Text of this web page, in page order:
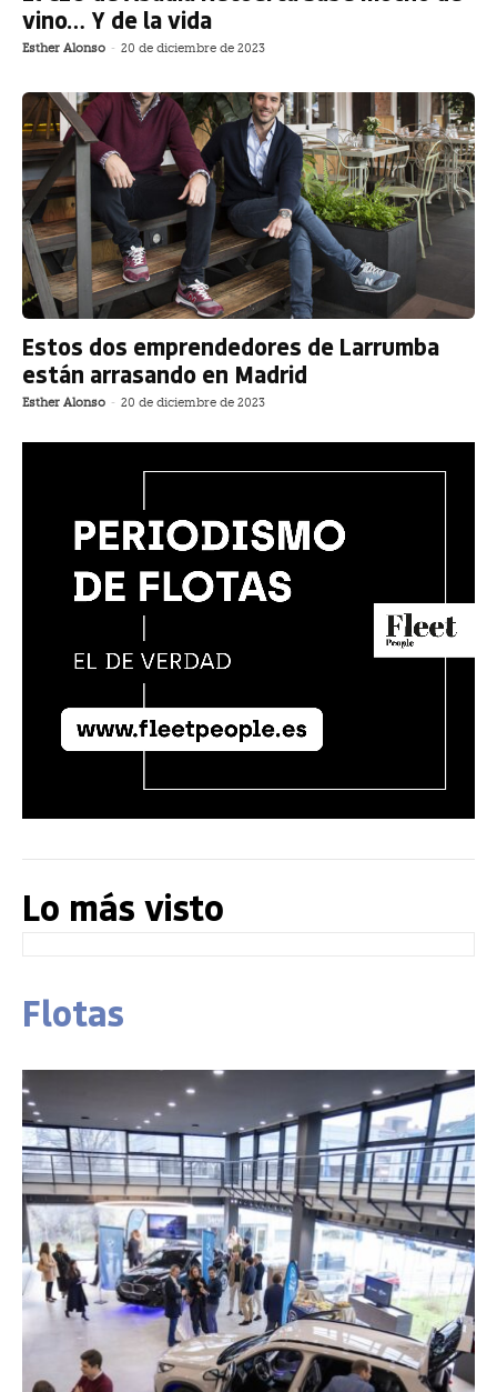
vino… Y de la vida
Esther Alonso - 20 de diciembre de 2023
Estos dos emprendedores de Larrumba
están arrasando en Madrid
Esther Alonso - 20 de diciembre de 2023
Lo más visto
Flotas